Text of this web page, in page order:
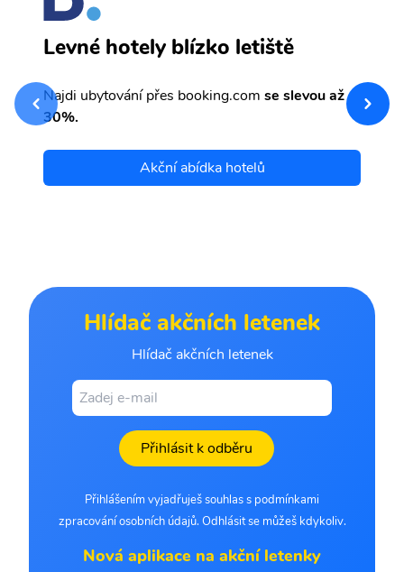
Levné hotely blízko letiště
Najdi ubytování přes booking.com se slevou až
30%.
Akční abídka hotelů
Hlídač akčních letenek
Hlídač akčních letenek
Přihlásit k odběru
Přihlášením vyjadřuješ souhlas s podmínkami
zpracování osobních údajů. Odhlásit se můžeš kdykoliv.
Nová aplikace na akční letenky